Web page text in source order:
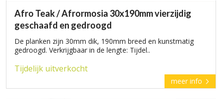
Afro Teak / Afrormosia 30x190mm vierzijdig
geschaafd en gedroogd
De planken zijn 30mm dik, 190mm breed en kunstmatig
gedroogd. Verkrijgbaar in de lengte: Tijdel..
Tijdelijk uitverkocht
meer info